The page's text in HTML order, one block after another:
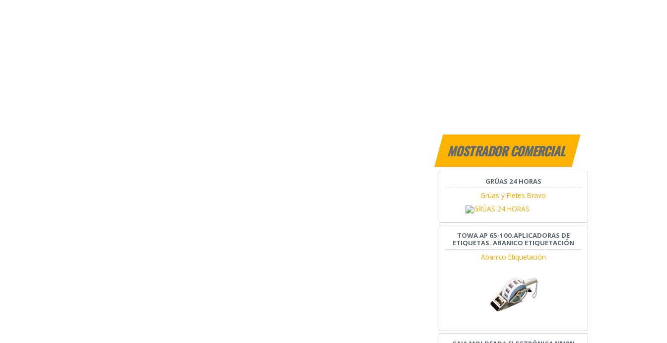
MOSTRADOR COMERCIAL
GRÚAS 24 HORAS
Grúas y Fletes Bravo
TOWA AP 65-100.APLICADORAS DE
ETIQUETAS. ABANICO ETIQUETACIÓN
Abanico Etiquetación